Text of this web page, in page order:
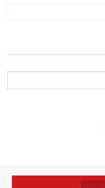
إلى المعلومة